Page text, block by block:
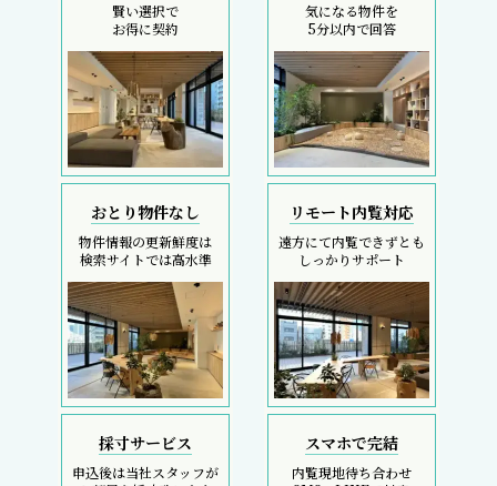
賢い選択で
お得に契約
気になる物件を
5分以内で回答
おとり物件なし
物件情報の更新鮮度は
検索サイトでは高水準
リモート内覧対応
遠方にて内覧できずとも
しっかりサポート
採寸サービス
申込後は当社スタッフが
スマホで完結
内覧現地待ち合わせ